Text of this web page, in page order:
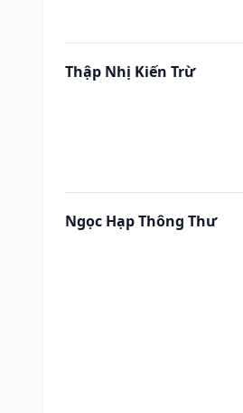
Thập Nhị Kiến Trừ
Ngọc Hạp Thông Thư